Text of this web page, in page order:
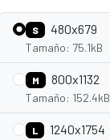
S 480x679
Tamaño: 75.1kB
M 800x1132
Tamaño: 152.4kB
L 1240x1754